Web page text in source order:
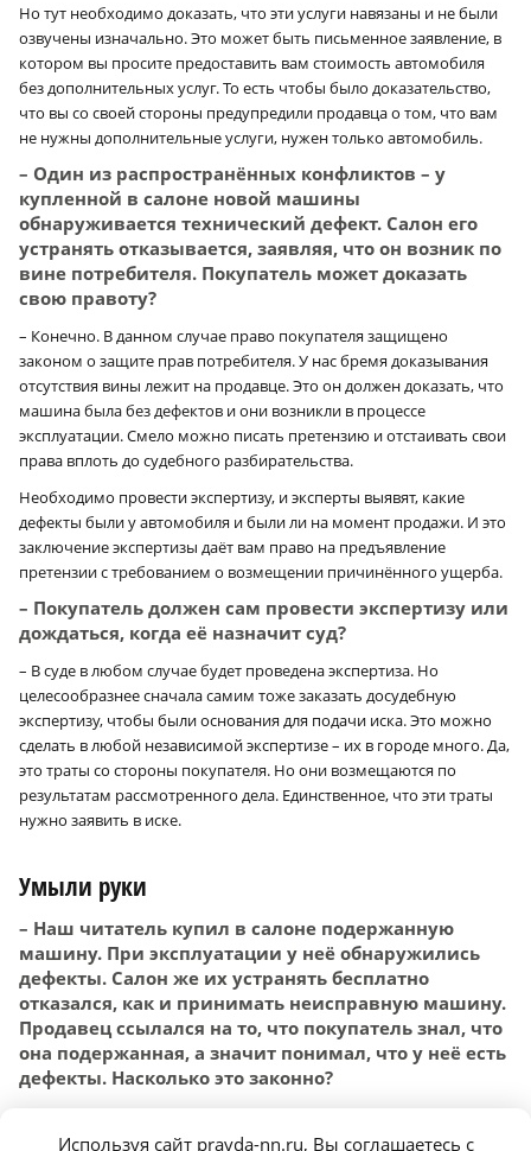
Но тут необходимо доказать, что эти услуги навязаны и не были
озвучены изначально. Это может быть письменное заявление, в
котором вы просите предоставить вам стоимость автомобиля
без дополнительных услуг. То есть чтобы было доказательство,
что вы со своей стороны предупредили продавца о том, что вам
не нужны дополнительные услуги, нужен только автомобиль.
– Один из распространённых конфликтов – у
купленной в салоне новой машины
обнаруживается технический дефект. Салон его
устранять отказывается, заявляя, что он возник по
вине потребителя. Покупатель может доказать
свою правоту?
– Конечно. В данном случае право покупателя защищено
законом о защите прав потребителя. У нас бремя доказывания
отсутствия вины лежит на продавце. Это он должен доказать, что
машина была без дефектов и они возникли в процессе
эксплуатации. Смело можно писать претензию и отстаивать свои
права вплоть до судебного разбирательства.
Необходимо провести экспертизу, и эксперты выявят, какие
дефекты были у автомобиля и были ли на момент продажи. И это
заключение экспертизы даёт вам право на предъявление
претензии с требованием о возмещении причинённого ущерба.
– Покупатель должен сам провести экспертизу или
дождаться, когда её назначит суд?
– В суде в любом случае будет проведена экспертиза. Но
целесообразнее сначала самим тоже заказать досудебную
экспертизу, чтобы были основания для подачи иска. Это можно
сделать в любой независимой экспертизе – их в городе много. Да,
это траты со стороны покупателя. Но они возмещаются по
результатам рассмотренного дела. Единственное, что эти траты
нужно заявить в иске.
Умыли руки
– Наш читатель купил в салоне подержанную
машину. При эксплуатации у неё обнаружились
дефекты. Салон же их устранять бесплатно
отказался, как и принимать неисправную машину.
Продавец ссылался на то, что покупатель знал, что
она подержанная, а значит понимал, что у неё есть
дефекты. Насколько это законно?
от продавца перечень дефектов, имеющихся у автомобиля. И
Используя сайт pravda-nn.ru, Вы соглашаетесь с